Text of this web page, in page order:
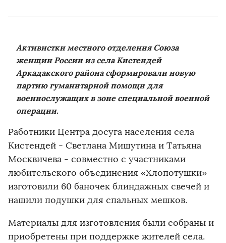
Активистки местного отделения Союза
женщин России из села Кистендей
Аркадакского района сформировали новую
партию гуманитарной помощи для
военнослужащих в зоне специальной военной
операции.
Работники Центра досуга населения села
Кистендей - Светлана Мишутина и Татьяна
Москвичева - совместно с участниками
любительского объединения «Хлопотушки»
изготовили 60 баночек блиндажных свечей и
нашили подушки для спальных мешков.
Материалы для изготовления были собраны и
приобретены при поддержке жителей села.